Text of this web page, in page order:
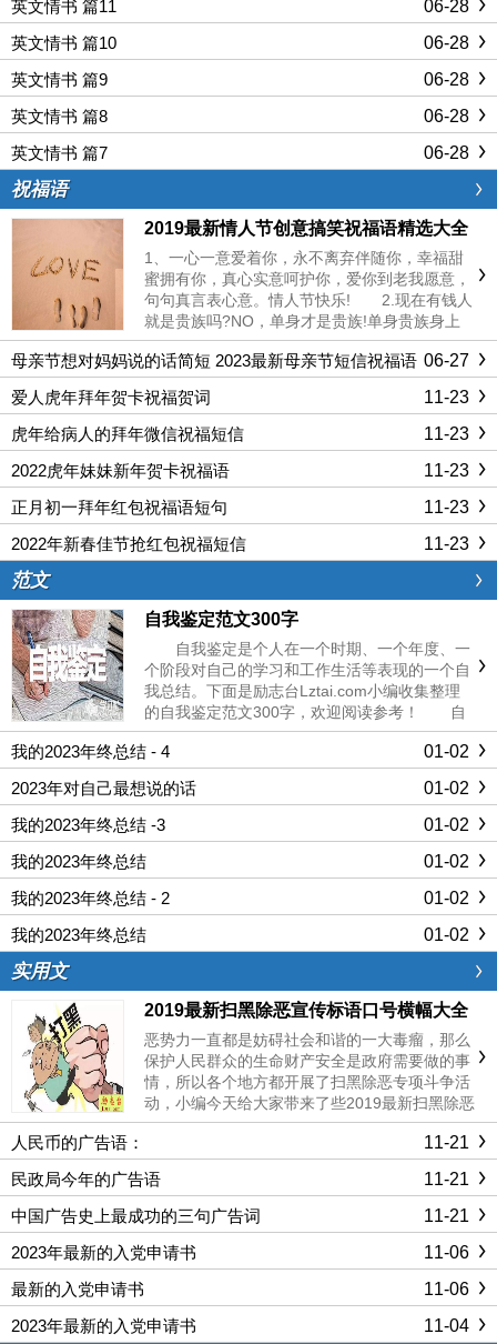
06-28
英文情书 篇11
06-28
英文情书 篇10
06-28
英文情书 篇9
06-28
英文情书 篇8
06-28
英文情书 篇7
祝福语
2019最新情人节创意搞笑祝福语精选大全
1、一心一意爱着你，永不离弃伴随你，幸福甜
蜜拥有你，真心实意呵护你，爱你到老我愿意，
句句真言表心意。情人节快乐! 2.现在有钱人
就是贵族吗?NO，单身才是贵族!单身贵族身上
闪耀着谜一样的色彩，吸引着无数人好奇的眼光!
单身的你，其实很迷人哦! 3.我对你的爱可以
你承诺，永恒是...
06-27
母亲节想对妈妈说的话简短 2023最新母亲节短信祝福语
短句
11-23
爱人虎年拜年贺卡祝福贺词
11-23
虎年给病人的拜年微信祝福短信
11-23
2022虎年妹妹新年贺卡祝福语
11-23
正月初一拜年红包祝福语短句
11-23
2022年新春佳节抢红包祝福短信
范文
自我鉴定范文300字
自我鉴定是个人在一个时期、一个年度、一
个阶段对自己的学习和工作生活等表现的一个自
我总结。下面是励志台Lztai.com小编收集整理
的自我鉴定范文300字，欢迎阅读参考！ 自
我鉴定范文300字1 珍贵的四年大学本科生活
已接近尾声，即将毕业的我回顾过往的足迹，点
01-02
我的2023年终总结 - 4
01-02
2023年对自己最想说的话
01-02
我的2023年终总结 -3
01-02
我的2023年终总结
01-02
我的2023年终总结 - 2
01-02
我的2023年终总结
实用文
2019最新扫黑除恶宣传标语口号横幅大全
恶势力一直都是妨碍社会和谐的一大毒瘤，那么
保护人民群众的生命财产安全是政府需要做的事
情，所以各个地方都开展了扫黑除恶专项斗争活
动，小编今天给大家带来了些2019最新扫黑除恶
宣传标语口号横幅大全，一起来看吧。扫黑除
恶，民心所向。出重拳，扫黑恶，保平安。全面
11-21
人民币的广告语：
11-21
民政局今年的广告语
11-21
中国广告史上最成功的三句广告词
11-06
2023年最新的入党申请书
11-06
最新的入党申请书
11-04
2023年最新的入党申请书